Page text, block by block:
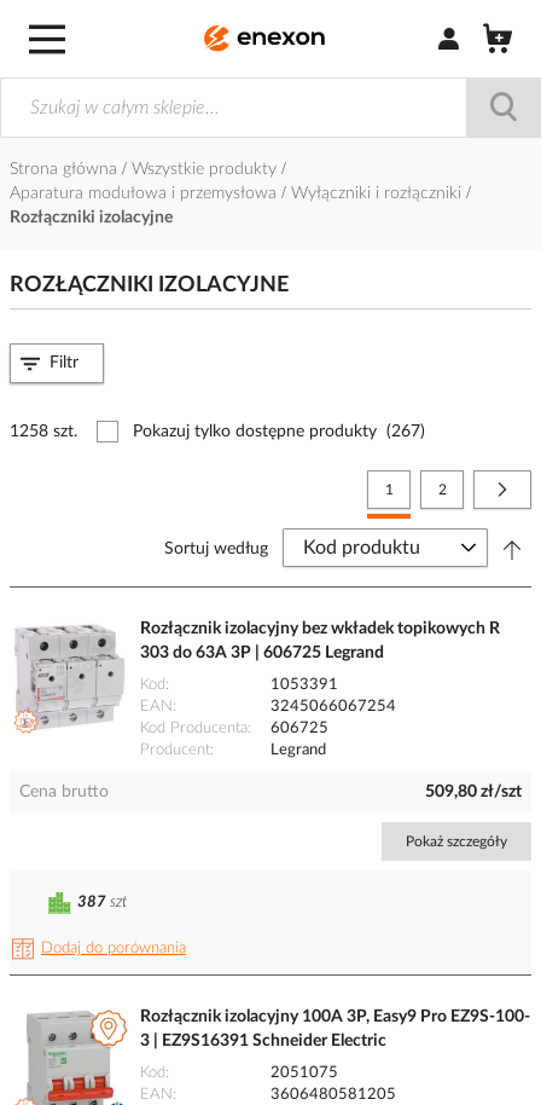
Zaloguj się /
Strona główna
Wszystkie produkty
Aparatura modułowa i przemysłowa
Wyłączniki i rozłączniki
Rozłączniki izolacyjne
ROZŁĄCZNIKI IZOLACYJNE
1258 szt. Pokazuj tylko dostępne produkty (267)
Strona
Aktualnie czytasz stronę
1 Strona
2
Sortuj według
Rozłącznik izolacyjny bez wkładek topikowych R
303 do 63A 3P | 606725 Legrand
Kod
1053391
EAN
3245066067254
Kod Producenta
606725
Producent
Legrand
Cena brutto 509,80 zł/szt
Pokaż szczegóły
Dodaj do porównania
387 szt
Rozłącznik izolacyjny 100A 3P, Easy9 Pro EZ9S-100-
3 | EZ9S16391 Schneider Electric
Kod
2051075
EAN
3606480581205
Filtr